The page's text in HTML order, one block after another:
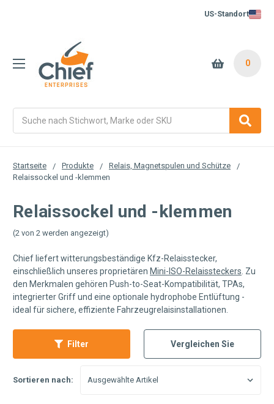
US-Standort
0
Startseite Produkte
Relais, Magnetspulen und Schütze
Relaissockel und -klemmen
Relaissockel und -klemmen
(2 von 2 werden angezeigt)
Chief liefert witterungsbeständige Kfz-Relaisstecker,
einschließlich unseres proprietären Mini-ISO-Relaissteckers. Zu
den Merkmalen gehören Push-to-Seat-Kompatibilität, TPAs,
integrierter Griff und eine optionale hydrophobe Entlüftung -
ideal für sichere, effiziente Fahrzeugrelaisinstallationen.
Filter Vergleichen Sie
Sortieren nach: